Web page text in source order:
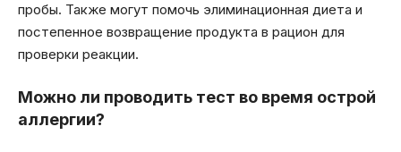
пробы. Также могут помочь элиминационная диета и
постепенное возвращение продукта в рацион для
проверки реакции.
Можно ли проводить тест во время острой
аллергии?